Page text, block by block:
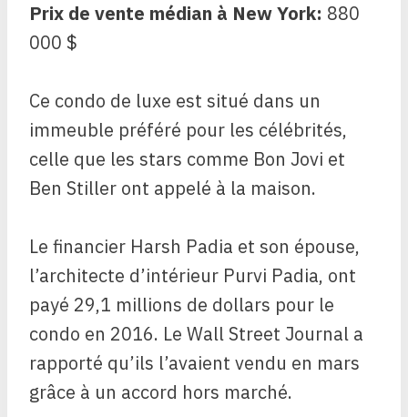
Prix de vente médian à New York: 880
000 $
Ce condo de luxe est situé dans un
immeuble préféré pour les célébrités,
celle que les stars comme Bon Jovi et
Ben Stiller ont appelé à la maison.
Le financier Harsh Padia et son épouse,
l’architecte d’intérieur Purvi Padia, ont
payé 29,1 millions de dollars pour le
condo en 2016. Le Wall Street Journal a
rapporté qu’ils l’avaient vendu en mars
grâce à un accord hors marché.